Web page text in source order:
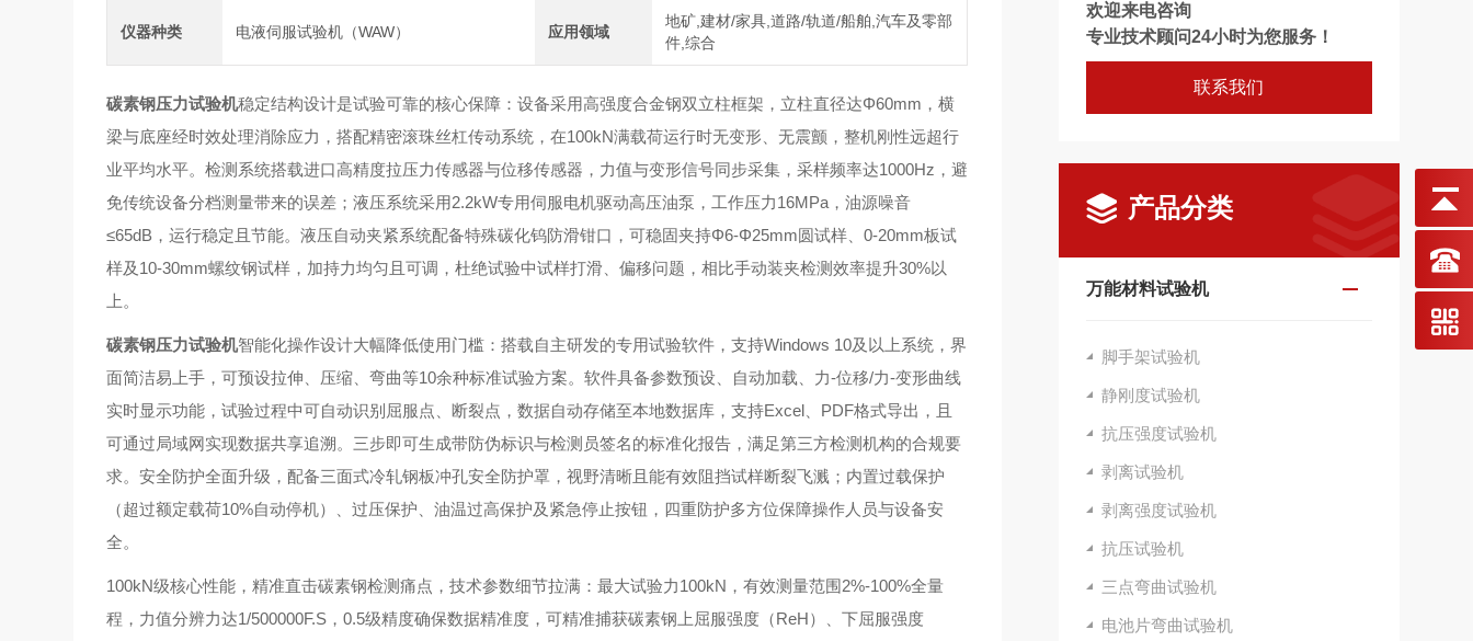
仪器种类 电液伺服试验机（WAW） 应用领域
地矿,建材/家具,道路/轨道/船舶,汽车及零部
件,综合
碳素钢压力试验机稳定结构设计是试验可靠的核心保障：设备采用高强度合金钢双立柱框架，立柱直径达Φ60mm，横
梁与底座经时效处理消除应力，搭配精密滚珠丝杠传动系统，在100kN满载荷运行时无变形、无震颤，整机刚性远超行
业平均水平。检测系统搭载进口高精度拉压力传感器与位移传感器，力值与变形信号同步采集，采样频率达1000Hz，避
免传统设备分档测量带来的误差；液压系统采用2.2kW专用伺服电机驱动高压油泵，工作压力16MPa，油源噪音
≤65dB，运行稳定且节能。液压自动夹紧系统配备特殊碳化钨防滑钳口，可稳固夹持Φ6-Φ25mm圆试样、0-20mm板试
样及10-30mm螺纹钢试样，加持力均匀且可调，杜绝试验中试样打滑、偏移问题，相比手动装夹检测效率提升30%以
上。
碳素钢压力试验机智能化操作设计大幅降低使用门槛：搭载自主研发的专用试验软件，支持Windows 10及以上系统，界
面简洁易上手，可预设拉伸、压缩、弯曲等10余种标准试验方案。软件具备参数预设、自动加载、力-位移/力-变形曲线
实时显示功能，试验过程中可自动识别屈服点、断裂点，数据自动存储至本地数据库，支持Excel、PDF格式导出，且
可通过局域网实现数据共享追溯。三步即可生成带防伪标识与检测员签名的标准化报告，满足第三方检测机构的合规要
求。安全防护全面升级，配备三面式冷轧钢板冲孔安全防护罩，视野清晰且能有效阻挡试样断裂飞溅；内置过载保护
（超过额定载荷10%自动停机）、过压保护、油温过高保护及紧急停止按钮，四重防护多方位保障操作人员与设备安
全。
100kN级核心性能，精准直击碳素钢检测痛点，技术参数细节拉满：最大试验力100kN，有效测量范围2%-100%全量
程，力值分辨力达1/500000F.S，0.5级精度确保数据精准度，可精准捕获碳素钢上屈服强度（ReH）、下屈服强度
欢迎来电咨询
专业技术顾问24小时为您服务！
联系我们
产品分类
万能材料试验机
脚手架试验机
静刚度试验机
抗压强度试验机
剥离试验机
剥离强度试验机
抗压试验机
三点弯曲试验机
电池片弯曲试验机